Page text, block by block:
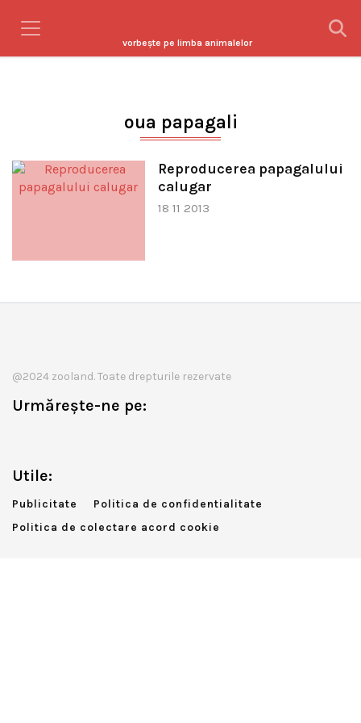
vorbeşte pe limba animalelor
oua papagali
Reproducerea papagalului
calugar
18 11 2013
@2024 zooland. Toate drepturile rezervate
Urmărește-ne pe:
Utile:
Publicitate
Politica de confidentialitate
Politica de colectare acord cookie